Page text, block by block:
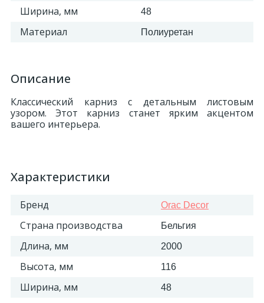
Ширина, мм 48
Материал Полиуретан
Описание
Классический карниз с детальным листовым
узором. Этот карниз станет ярким акцентом
вашего интерьера.
Характеристики
Бренд Orac Decor
Страна производства Бельгия
Длина, мм 2000
Высота, мм 116
Ширина, мм 48